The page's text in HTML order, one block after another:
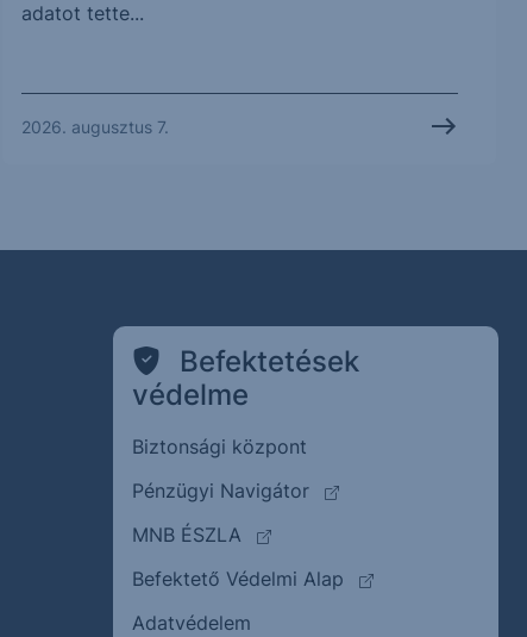
adatot tette...
2026. augusztus 7.
Befektetések
védelme
Biztonsági központ
Pénzügyi Navigátor
(külső oldalra ugrik)
MNB ÉSZLA
(külső oldalra ugrik)
Befektető Védelmi Alap
(külső oldalra
Adatvédelem